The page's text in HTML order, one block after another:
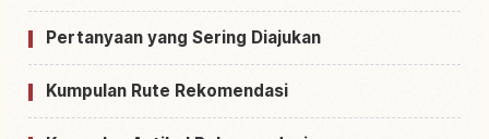
Pertanyaan yang Sering Diajukan
Kumpulan Rute Rekomendasi